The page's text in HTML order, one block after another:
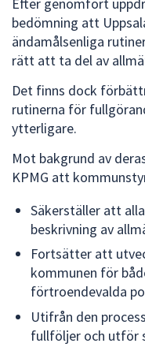
bedömning att
ändamålsenliga
rätt att ta del av
Det finns dock
rutinerna för
ytterligare.
Mot bakgrund av
KPMG att
Säkerställer att
beskrivning av
Fortsätter att
kommunen för
förtroendevalda
Utifrån den
fullföljer och utför